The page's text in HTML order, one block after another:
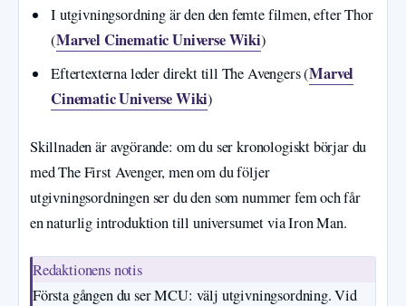
I utgivningsordning är den den femte filmen, efter Thor
(Marvel Cinematic Universe Wiki)
Eftertexterna leder direkt till The Avengers (Marvel
Cinematic Universe Wiki)
Skillnaden är avgörande: om du ser kronologiskt börjar du
med The First Avenger, men om du följer
utgivningsordningen ser du den som nummer fem och får
en naturlig introduktion till universumet via Iron Man.
Redaktionens notis
Första gången du ser MCU: välj utgivningsordning. Vid